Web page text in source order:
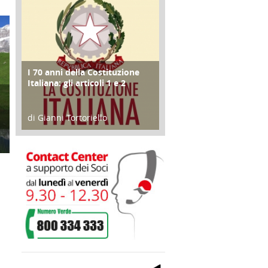
FOCUS
I 70 anni della Costituzione
Italiana: gli articoli 1 e 2
di Gianni Tortoriello
17 Marzo 2018